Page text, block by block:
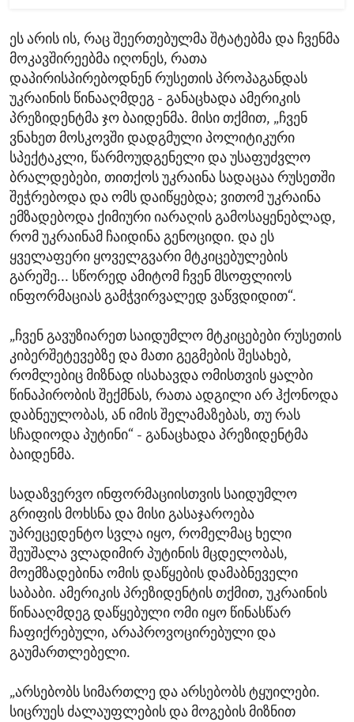
ეს არის ის, რაც შეერთებულმა შტატებმა და ჩვენმა
მოკავშირეებმა იღონეს, რათა
დაპირისპირებოდნენ რუსეთის პროპაგანდას
უკრაინის წინააღმდეგ - განაცხადა ამერიკის
პრეზიდენტმა ჯო ბაიდენმა. მისი თქმით, „ჩვენ
ვნახეთ მოსკოვში დადგმული პოლიტიკური
სპექტაკლი, წარმოუდგენელი და უსაფუძვლო
ბრალდებები, თითქოს უკრაინა სადაცაა რუსეთში
შეჭრებოდა და ომს დაიწყებდა; ვითომ უკრაინა
ემზადებოდა ქიმიური იარაღის გამოსაყენებლად,
რომ უკრაინამ ჩაიდინა გენოციდი. და ეს
ყველაფერი ყოველგვარი მტკიცებულების
გარეშე... სწორედ ამიტომ ჩვენ მსოფლიოს
ინფორმაციას გამჭვირვალედ ვაწვდიდით“.
„ჩვენ გავუზიარეთ საიდუმლო მტკიცებები რუსეთის
კიბერშეტევებზე და მათი გეგმების შესახებ,
რომლებიც მიზნად ისახავდა ომისთვის ყალბი
წინაპირობის შექმნას, რათა ადგილი არ ჰქონოდა
დაბნეულობას, ან იმის შელამაზებას, თუ რას
სჩადიოდა პუტინი“ - განაცხადა პრეზიდენტმა
ბაიდენმა.
სადაზვერვო ინფორმაციისთვის საიდუმლო
გრიფის მოხსნა და მისი გასაჯაროება
უპრეცედენტო სვლა იყო, რომელმაც ხელი
შეუშალა ვლადიმირ პუტინის მცდელობას,
მოემზადებინა ომის დაწყების დამაბნეველი
საბაბი. ამერიკის პრეზიდენტის თქმით, უკრაინის
წინააღმდეგ დაწყებული ომი იყო წინასწარ
ჩაფიქრებული, არაპროვოცირებული და
გაუმართლებელი.
„არსებობს სიმართლე და არსებობს ტყუილები.
სიცრუეს ძალაუფლების და მოგების მიზნით